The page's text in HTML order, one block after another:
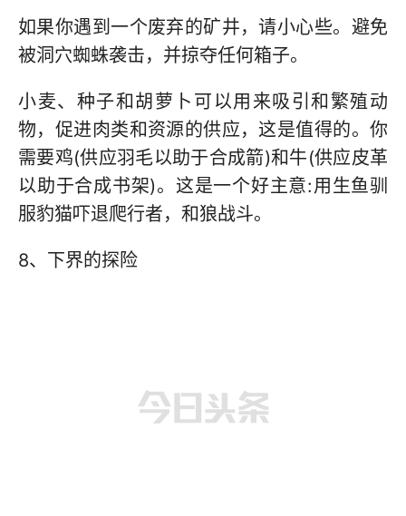
如果你遇到一个废弃的矿井，请小心些。避免
被洞穴蜘蛛袭击，并掠夺任何箱子。
小麦、种子和胡萝卜可以用来吸引和繁殖动
物，促进肉类和资源的供应，这是值得的。你
需要鸡(供应羽毛以助于合成箭)和牛(供应皮革
以助于合成书架)。这是一个好主意:用生鱼驯
服豹猫吓退爬行者，和狼战斗。
8、下界的探险